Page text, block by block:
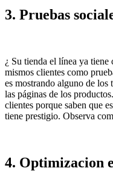
3. Pruebas
¿ Su tienda el línea ya tiene
mismos clientes como
es mostrando alguno de los
las páginas de los
clientes porque saben que
tiene prestigio. Observa
4. Optimizacion